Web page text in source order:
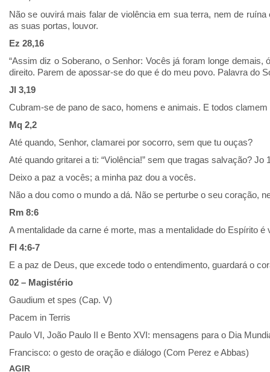
Não se ouvirá mais falar de violência em sua terra, nem de
as suas portas, louvor.
Ez 28,16
“Assim diz o Soberano, o Senhor: Vocês já foram longe
direito. Parem de apossar-se do que é do meu povo. Palavra do
Jl 3,19
Cubram-se de pano de saco, homens e animais. E todos
Mq 2,2
Até quando, Senhor, clamarei por socorro, sem que tu ouças?
Até quando gritarei a ti: “Violência!” sem que tragas salvação? Jo
Deixo a paz a vocês; a minha paz dou a vocês.
Não a dou como o mundo a dá. Não se perturbe o seu coração,
Rm 8:6
A mentalidade da carne é morte, mas a mentalidade do Espírito é
Fl 4:6-7
E a paz de Deus, que excede todo o entendimento, guardará o
02 – Magistério
Gaudium et spes (Cap. V)
Pacem in Terris
Paulo VI, João Paulo II e Bento XVI: mensagens para o Dia
Francisco: o gesto de oração e diálogo (Com Perez e Abbas)
AGIR